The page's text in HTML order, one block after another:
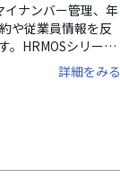
イナンバー管理、年
や従業員情報を反
。HRMOSシリーズ
データ移行サポー
詳細をみる